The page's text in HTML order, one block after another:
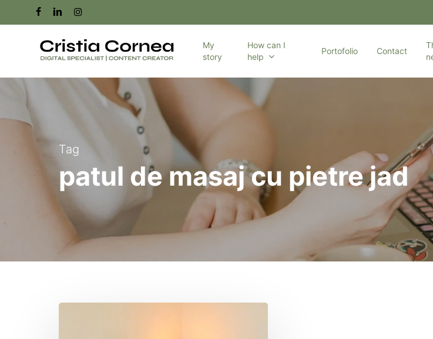
to
facebooklinkedininstagram
My
story
How can I
help
Portofolio Contact
Tag
patul de masaj cu pietre jad